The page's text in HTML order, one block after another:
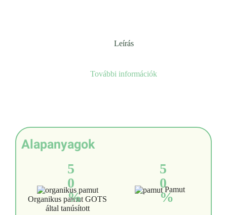
Leírás
További információk
Alapanyagok
5
0
%
Organikus pamut GOTS
által tanúsított
5
0
%
Pamut